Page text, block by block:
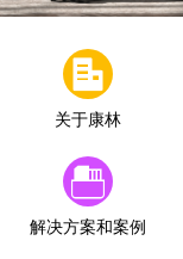
关于康林
解决方案和案例